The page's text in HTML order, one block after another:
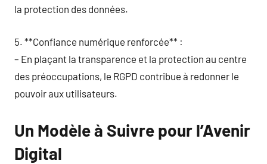
la protection des données.
5. **Confiance numérique renforcée** :
– En plaçant la transparence et la protection au centre
des préoccupations, le RGPD contribue à redonner le
pouvoir aux utilisateurs.
Un Modèle à Suivre pour l’Avenir
Digital